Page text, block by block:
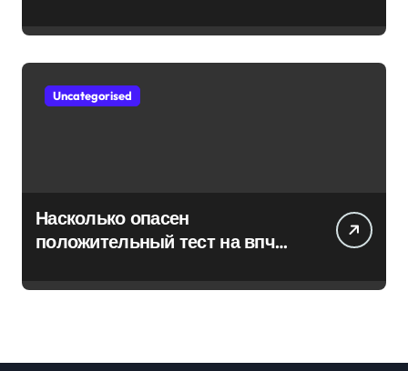
Uncategorised
Насколько опасен
положительный тест на впч